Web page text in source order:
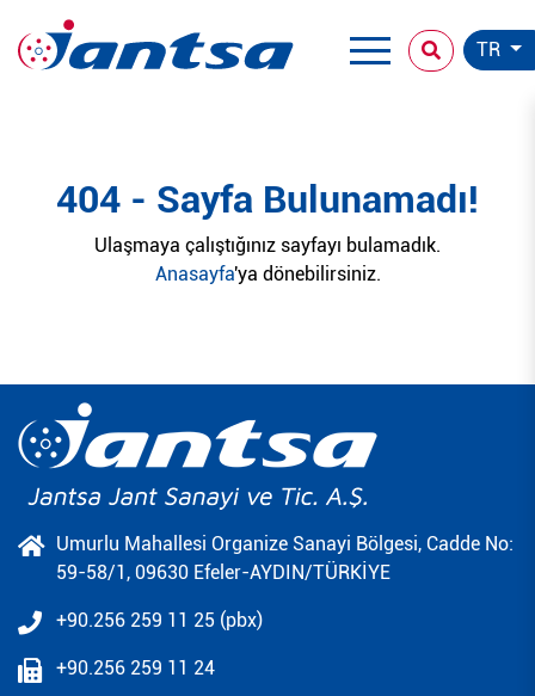
TR
404 - Sayfa Bulunamadı!
Ulaşmaya çalıştığınız sayfayı bulamadık.
Anasayfa'ya dönebilirsiniz.
Umurlu Mahallesi Organize Sanayi Bölgesi, Cadde No:
59-58/1, 09630 Efeler-AYDIN/TÜRKİYE
+90.256 259 11 25 (pbx)
+90.256 259 11 24